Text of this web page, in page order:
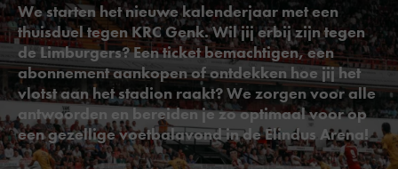
We starten het nieuwe kalenderjaar met een
thuisduel tegen KRC Genk. Wil jij erbij zijn tegen
de Limburgers? Een ticket bemachtigen, een
abonnement aankopen of ontdekken hoe jij het
vlotst aan het stadion raakt? We zorgen voor alle
antwoorden en bereiden je zo optimaal voor op
een gezellige voetbalavond in de Elindus Arena!